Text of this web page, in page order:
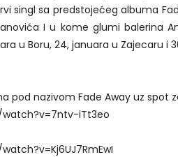
singl sa predstojećeg albuma
I u kome glumi balerina
u Boru, 24, januara u Zajecaru i
pod nazivom Fade Away uz spot
iTt3eo